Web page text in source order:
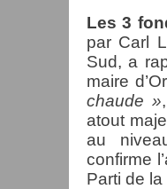
Les 3
par Carl
Sud, a
maire
chaude »
atout
au
confirme
Parti de